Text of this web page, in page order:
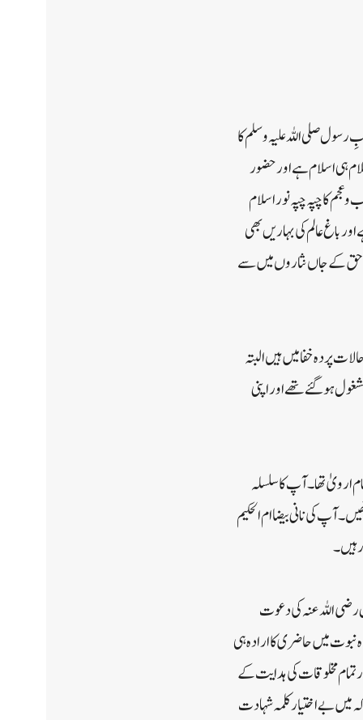
رسول صلی اللہ علیہ وسلم کا
ہی اسلام ہے اور حضور
کا چپہ چپہ نور اسلام
عالم کی بہاریں بھی
حق کے جاں نثاروں میں سے
سن بلاغت کے حالات پردہ خفا میں ہیں البتہ
ہوگئے تھے اور اپنی
ارویٰ تھا ۔ آپ کا سلسلہ
کی نانی بیضا ام الحکیم
۔
صدیق رضی اللہ عنہ کی دعوت
نبوت میں حاضری کا ارادہ ہی
مخلوقات کی ہدایت کے
بے اختیار کلمہ شہادت